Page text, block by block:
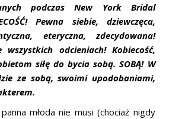
podczas New York Bridal
Pewna siebie, dziewczęca,
eteryczna, zdecydowana!
wszystkich odcieniach! Kobiecość,
siłę do bycia sobą. SOBĄ! W
ze sobą, swoimi upodobaniami,
młoda nie musi (chociaż nigdy